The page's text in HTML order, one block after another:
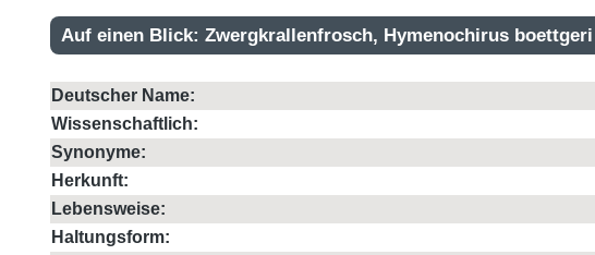
Auf einen Blick: Zwergkrallenfrosch, Hymenochirus boettgeri
Deutscher Name:
Wissenschaftlich:
Synonyme:
Herkunft:
Lebensweise:
Haltungsform: